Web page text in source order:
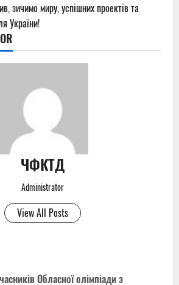
зичимо миру, успішних проектів та
України!
ЧФКТД
Administrator
View All Posts
Обласної олімпіади з